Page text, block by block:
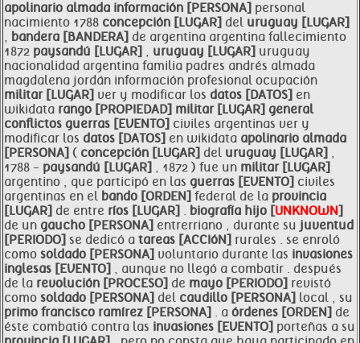
apolinario almada información [PERSONA] personal
nacimiento 1788 concepción [LUGAR] del uruguay [LUGAR]
, bandera [BANDERA] de argentina argentina fallecimiento
1872 paysandú [LUGAR] , uruguay [LUGAR] uruguay
nacionalidad argentina familia padres andrés almada
magdalena jordán información profesional ocupación
militar [LUGAR] ver y modificar los datos [DATOS] en
wikidata rango [PROPIEDAD] militar [LUGAR] general
conflictos guerras [EVENTO] civiles argentinas ver y
modificar los datos [DATOS] en wikidata apolinario almada
[PERSONA] ( concepción [LUGAR] del uruguay [LUGAR] ,
1788 - paysandú [LUGAR] , 1872 ) fue un militar [LUGAR]
argentino , que participó en las guerras [EVENTO] civiles
argentinas en el bando [ORDEN] federal de la provincia
[LUGAR] de entre ríos [LUGAR] . biografía hijo [UNKNOWN]
de un gaucho [PERSONA] entrerriano , durante su juventud
[PERIODO] se dedicó a tareas [ACCIóN] rurales . se enroló
como soldado [PERSONA] voluntario durante las invasiones
inglesas [EVENTO] , aunque no llegó a combatir . después
de la revolución [PROCESO] de mayo [PERIODO] revistó
como soldado [PERSONA] del caudillo [PERSONA] local , su
primo francisco ramírez [PERSONA] . a órdenes [ORDEN] de
éste combatió contra las invasiones [EVENTO] porteñas a su